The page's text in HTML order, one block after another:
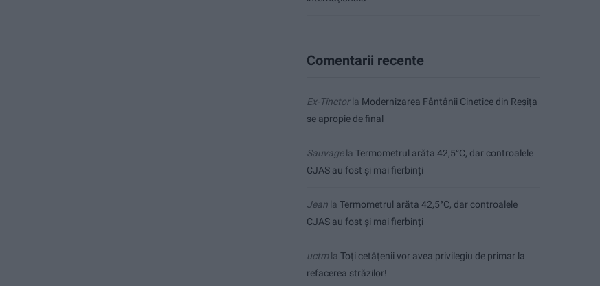
Comentarii recente
Ex-Tinctorla Modernizarea Fântânii Cinetice din Reșița
se apropie de final
Sauvagela Termometrul arăta 42,5°C, dar controalele
CJAS au fost și mai fierbinți
Jean la Termometrul arăta 42,5°C, dar controalele
CJAS au fost și mai fierbinți
uctmla Toți cetățenii vor avea privilegiu de primar la
refacerea străzilor!